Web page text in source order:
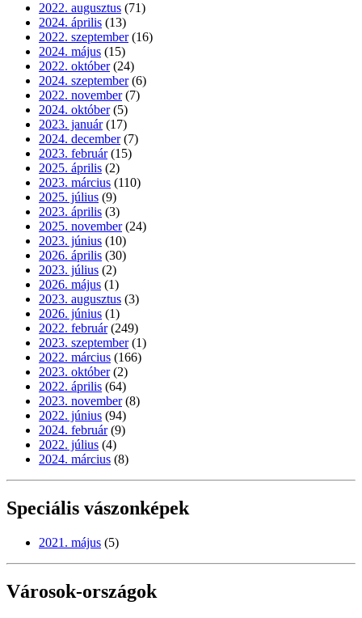
2022. augusztus (71)
2024. április (13)
2022. szeptember (16)
2024. május (15)
2022. október (24)
2024. szeptember (6)
2022. november (7)
2024. október (5)
2023. január (17)
2024. december (7)
2023. február (15)
2025. április (2)
2023. március (110)
2025. július (9)
2023. április (3)
2025. november (24)
2023. június (10)
2026. április (30)
2023. július (2)
2026. május (1)
2023. augusztus (3)
2026. június (1)
2022. február (249)
2023. szeptember (1)
2022. március (166)
2023. október (2)
2022. április (64)
2023. november (8)
2022. június (94)
2024. február (9)
2022. július (4)
2024. március (8)
Speciális vászonképek
2021. május (5)
Városok-országok